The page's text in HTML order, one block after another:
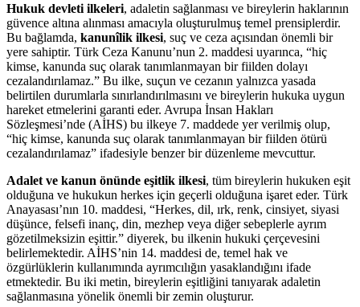
Hukuk⁤ devleti⁤ ilkeleri, adaletin sağlanması ve bireylerin haklarının‍
güvence ‌altına alınması‌ amacıyla oluşturulmuş temel prensiplerdir.
Bu bağlamda, kanunîlik ilkesi, suç ve ceza ​açısından önemli bir
yere sahiptir. ⁣Türk Ceza Kanunu’nun 2. maddesi uyarınca, “hiç
kimse, kanunda suç olarak tanımlanmayan bir fiilden dolayı
cezalandırılamaz.” Bu ilke, suçun ve cezanın⁣ yalnızca‍ yasada
belirtilen durumlarla sınırlandırılmasını ve ⁣bireylerin hukuka uygun
hareket etmelerini⁤ garanti eder. ‍Avrupa⁣ İnsan Hakları
Sözleşmesi’nde (AİHS) bu ilkeye 7. maddede yer verilmiş ‍olup,
“hiç kimse, kanunda suç olarak ‌tanımlanmayan⁣ bir fiilden ötürü
cezalandırılamaz” ⁢ifadesiyle benzer bir düzenleme mevcuttur.
Adalet ve ⁣kanun önünde eşitlik ⁣ilkesi, tüm bireylerin ‍hukuken eşit
olduğuna ‌ve hukukun herkes için geçerli⁣ olduğuna ⁢işaret eder. Türk
Anayasası’nın 10. maddesi, “Herkes, ‍dil, ırk, renk, cinsiyet, siyasi
‌düşünce, felsefi ‌inanç, din, mezhep veya ⁢diğer ​sebeplerle ayrım
gözetilmeksizin eşittir.” diyerek, bu⁤ ilkenin hukuki çerçevesini
belirlemektedir. AİHS’nin 14. maddesi‍ de, temel hak ve
özgürlüklerin⁣ kullanımında ayrımcılığın yasaklandığını ifade
etmektedir. Bu iki metin, bireylerin eşitliğini tanıyarak adaletin
sağlanmasına yönelik ‌önemli bir zemin oluşturur.